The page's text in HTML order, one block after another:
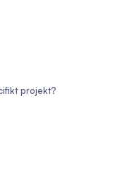
projekt?